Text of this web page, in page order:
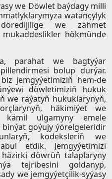
we Döwlet baýdagy milli
watançylyk
we zähmet
hökmünde
parahat we bagtyýar
bolup durýar.
jemgyýetimiziň hem-de
döwletimiziň hukuk
we raýatyň hukuklarynyň,
häkimiýet we
kämil ulgamyny emele
goýujy ýörelgeleridir
kodeksleriň we
etdik. Jemgyýetimizi
döwrüň talaplaryny
tejribesini goldanyp,
we jemgyýetçilik-syýasy